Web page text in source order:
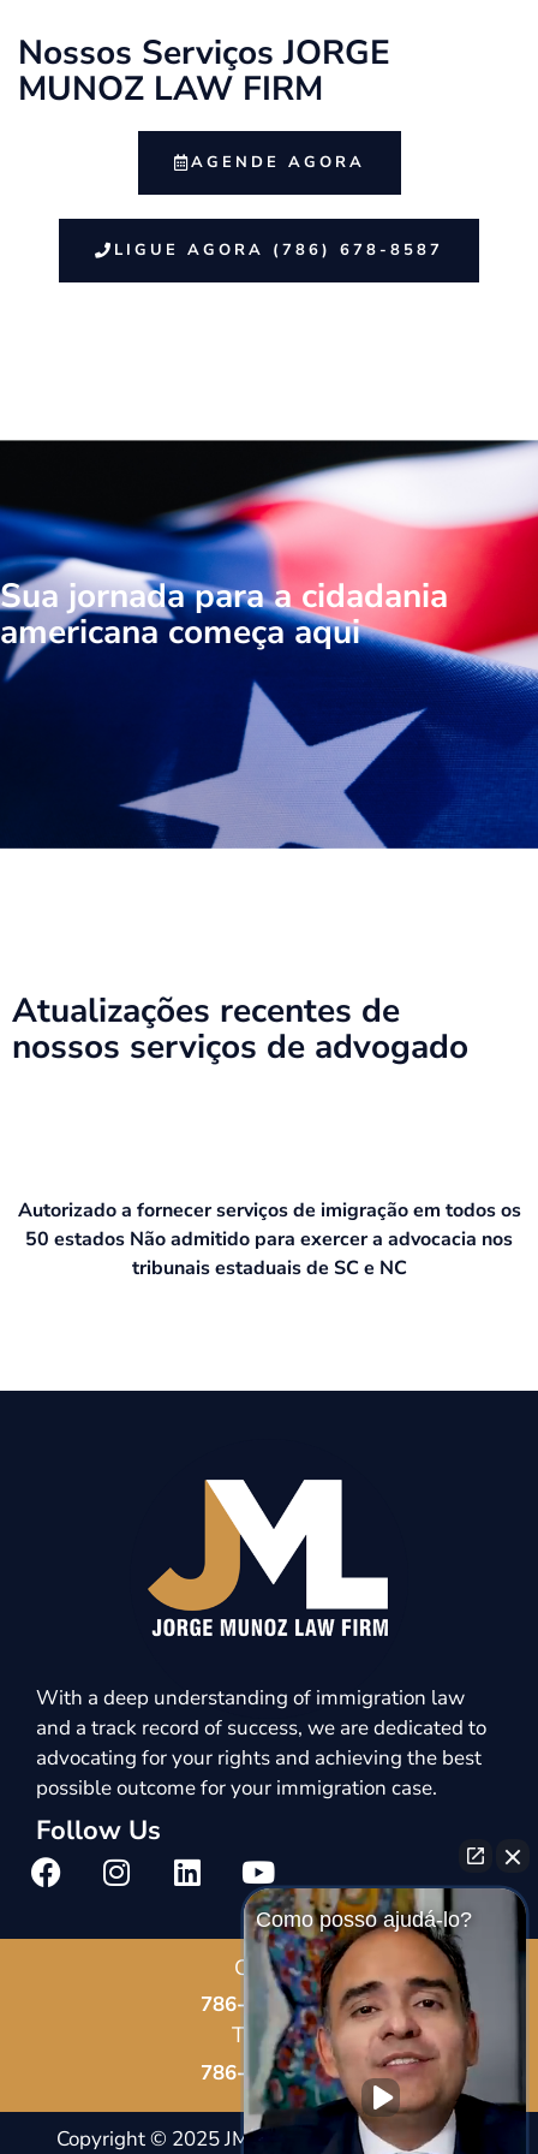
Nossos Serviços JORGE
MUNOZ LAW FIRM
AGENDE AGORA
LIGUE AGORA (786) 678-8587
Sua jornada para a cidadania
americana começa aqui
Atualizações recentes de
nossos serviços de advogado
Autorizado a fornecer serviços de imigração em todos os
50 estados Não admitido para exercer a advocacia nos
tribunais estaduais de SC e NC
With a deep understanding of immigration law
and a track record of success, we are dedicated to
advocating for your rights and achieving the best
possible outcome for your immigration case.
Follow Us
Call Us
786-678-8587
Text Us
786-802-7819
Copyright © 2025 JM Immigration Law |Notice And
Como posso ajudá-lo?